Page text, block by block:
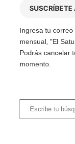
SUSCRÍBETE
Ingresa tu
mensual, "El
Podrás cancelar
momento.